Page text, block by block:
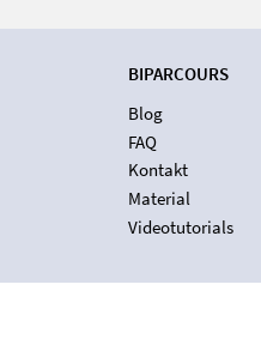
BIPARCOURS
Blog
FAQ
Kontakt
Material
Videotutorials